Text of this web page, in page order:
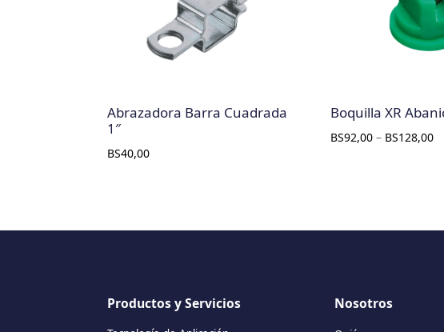
Abrazadora Barra Cuadrada
1″
BS40,00
Boquilla XR
BS92,00 – BS128,00
Productos y Servicios Nosotros